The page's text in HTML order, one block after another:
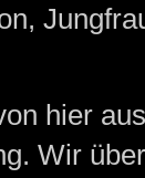
hier
Wir